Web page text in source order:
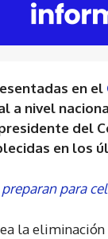
en el
a nivel
del
en los
preparan para
la